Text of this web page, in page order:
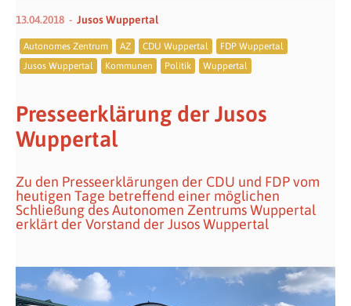
13.04.2018 Jusos Wuppertal
Autonomes Zentrum AZ CDU Wuppertal
FDP Wuppertal
Jusos Wuppertal
Kommunen Politik Wuppertal
Presseerklärung der Jusos
Wuppertal
Zu den Presseerklärungen der CDU und FDP vom
heutigen Tage betreffend einer möglichen
Schließung des Autonomen Zentrums Wuppertal
erklärt der Vorstand der Jusos Wuppertal